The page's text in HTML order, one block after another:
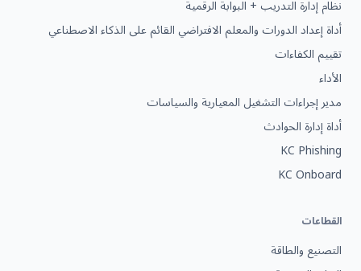
نظام إدارة التدريب + البوابة الرقمية
أداة إعداد الدورات والمعلم الافتراضي القائم على الذكاء الاصطناعي
تقييم الكفاءات
الأداء
مدير إجراءات التشغيل المعيارية والسياسات
أداة إدارة الحوادث
KC Phishing
KC Onboard
القطاعات
التصنيع والطاقة